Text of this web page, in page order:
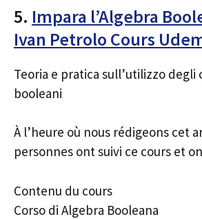
5. Impara l’Algebra
Ivan Petrolo Cours
Teoria e pratica sull’utilizzo degli
booleani
À l’heure où nous rédigeons cet
personnes ont suivi ce cours et
Contenu du cours
Corso di Algebra Booleana